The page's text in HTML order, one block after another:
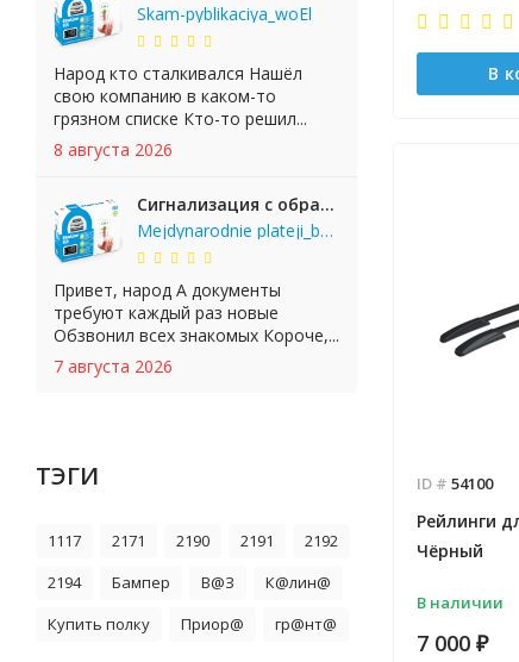
Skam-pyblikaciya_woEl
Народ кто сталкивался Нашёл
свою компанию в каком-то
грязном списке Кто-то решил...
8 августа 2026
Сигнализация с обратной связью StarLine E65 BT 2CAN+LIN
Mejdynarodnie plateji_bgKi
Привет, народ А документы
требуют каждый раз новые
Обзвонил всех знакомых Короче,...
7 августа 2026
ТЭГИ
1117 2171 2190 2191
2192
2194
Бампер В@З
К@лин@
Купить полку
Приор@ гр@нт@
В
ID # 54100
Рейлинги
Чёрный
В наличии
7 000 ₽